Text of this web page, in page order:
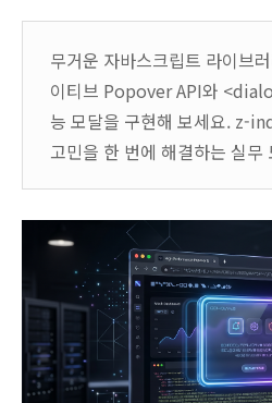
무거운 자바스크립트 라이브
이티브 Popover API와
능 모달을 구현해 보세요. z-
고민을 한 번에 해결하는 실무